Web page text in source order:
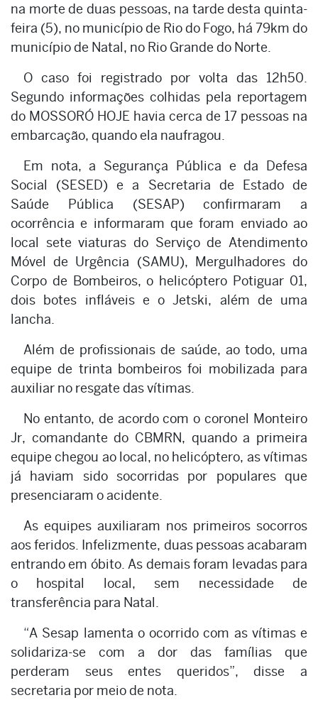
na morte de duas pessoas, na tarde desta quinta-
feira (5), no município de Rio do Fogo, há 79km do
município de Natal, no Rio Grande do Norte.
O caso foi registrado por volta das 12h50.
Segundo informações colhidas pela reportagem
do MOSSORÓ HOJE havia cerca de 17 pessoas na
embarcação, quando ela naufragou.
Em nota, a Segurança Pública e da Defesa
Social (SESED) e a Secretaria de Estado de
Saúde Pública (SESAP) confirmaram a
ocorrência e informaram que foram enviado ao
local sete viaturas do Serviço de Atendimento
Móvel de Urgência (SAMU), Mergulhadores do
Corpo de Bombeiros, o helicóptero Potiguar 01,
dois botes infláveis e o Jetski, além de uma
lancha.
Além de profissionais de saúde, ao todo, uma
equipe de trinta bombeiros foi mobilizada para
auxiliar no resgate das vítimas.
No entanto, de acordo com o coronel Monteiro
Jr, comandante do CBMRN, quando a primeira
equipe chegou ao local, no helicóptero, as vítimas
já haviam sido socorridas por populares que
presenciaram o acidente.
As equipes auxiliaram nos primeiros socorros
aos feridos. Infelizmente, duas pessoas acabaram
entrando em óbito. As demais foram levadas para
o hospital local, sem necessidade de
transferência para Natal.
“A Sesap lamenta o ocorrido com as vítimas e
solidariza-se com a dor das famílias que
perderam seus entes queridos”, disse a
secretaria por meio de nota.